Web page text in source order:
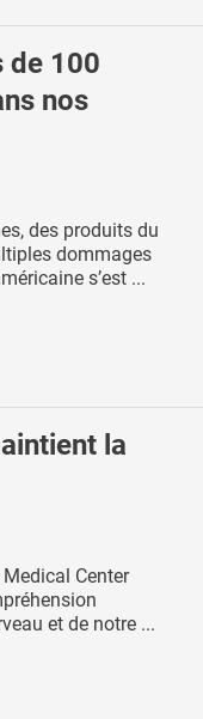
de 100
nos
des produits du
dommages
s’est ...
la
Center
et de notre ...